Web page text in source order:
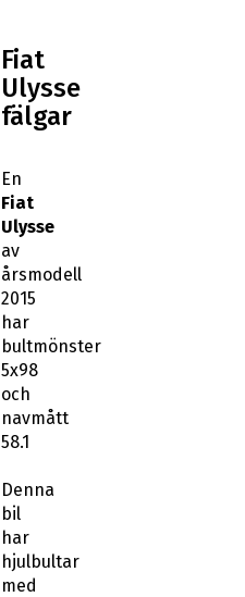
Fiat
Ulysse
fälgar
En
Fiat
Ulysse
av
årsmodell
2015
har
bultmönster
5x98
och
navmått
58.1
Denna
bil
har
hjulbultar
med